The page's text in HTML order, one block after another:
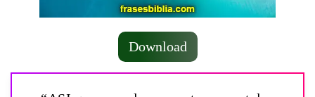
Download